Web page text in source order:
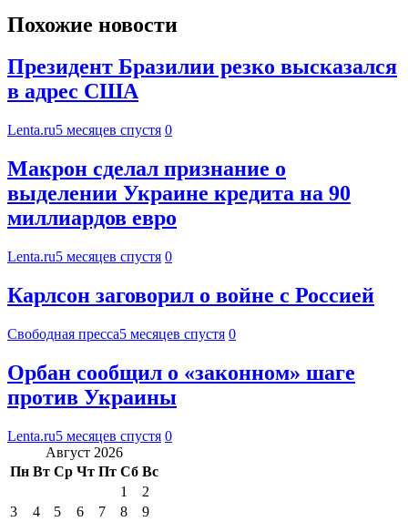
Похожие новости
Президент Бразилии резко высказался
в адрес США
Lenta.ru5 месяцев спустя 0
Макрон сделал признание о
выделении Украине кредита на 90
миллиардов евро
Lenta.ru5 месяцев спустя 0
Карлсон заговорил о войне с Россией
Свободная пресса5 месяцев спустя 0
Орбан сообщил о «законном» шаге
против Украины
Lenta.ru5 месяцев спустя 0
Август 2026
Пн Вт Ср Чт Пт Сб Вс
1
2
3
4 5 6 7 8
9